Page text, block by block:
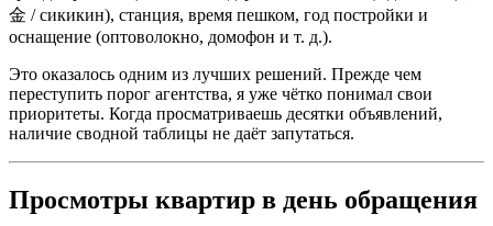
金 / сикикин), станция, время пешком, год постройки и
оснащение (оптоволокно, домофон и т. д.).
Это оказалось одним из лучших решений. Прежде чем
переступить порог агентства, я уже чётко понимал свои
приоритеты. Когда просматриваешь десятки объявлений,
наличие сводной таблицы не даёт запутаться.
Просмотры квартир в день обращения